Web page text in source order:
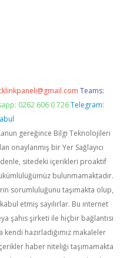
Teams:
0262 606 0 726 Telegram:
gereğince Bilgi Teknolojileri
onaylanmış bir Yer Sağlayıcı
sitedeki içerikleri proaktif
bulunmamaktadır.
sorumluluğunu taşımakta olup,
etmiş sayılırlar. Bu internet
şahıs şirketi ile hiçbir bağlantısı
hazırladığımız makaleler
haber niteliği taşımamakta